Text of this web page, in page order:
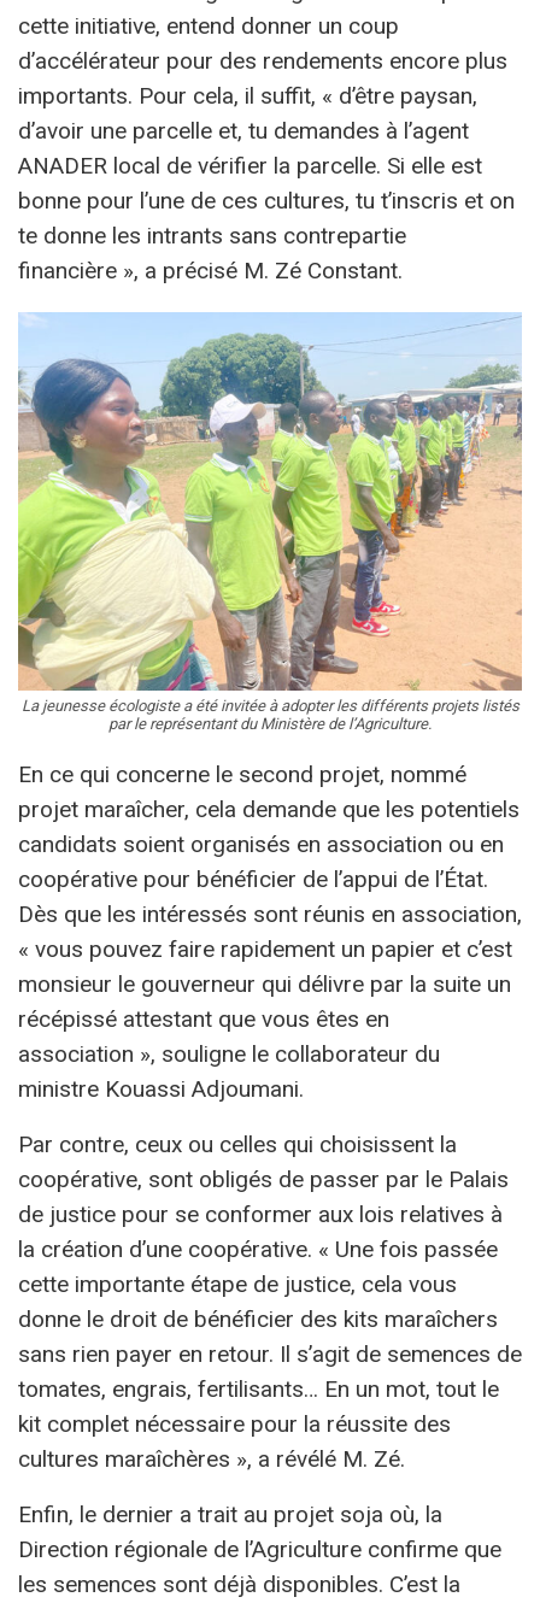
cette initiative, entend donner un coup
d’accélérateur pour des rendements encore plus
importants. Pour cela, il suffit, « d’être paysan,
d’avoir une parcelle et, tu demandes à l’agent
ANADER local de vérifier la parcelle. Si elle est
bonne pour l’une de ces cultures, tu t’inscris et on
te donne les intrants sans contrepartie
financière », a précisé M. Zé Constant.
La jeunesse écologiste a été invitée à adopter les différents projets listés
par le représentant du Ministère de l’Agriculture.
En ce qui concerne le second projet, nommé
projet maraîcher, cela demande que les potentiels
candidats soient organisés en association ou en
coopérative pour bénéficier de l’appui de l’État.
Dès que les intéressés sont réunis en association,
« vous pouvez faire rapidement un papier et c’est
monsieur le gouverneur qui délivre par la suite un
récépissé attestant que vous êtes en
association », souligne le collaborateur du
ministre Kouassi Adjoumani.
Par contre, ceux ou celles qui choisissent la
coopérative, sont obligés de passer par le Palais
de justice pour se conformer aux lois relatives à
la création d’une coopérative. « Une fois passée
cette importante étape de justice, cela vous
donne le droit de bénéficier des kits maraîchers
sans rien payer en retour. Il s’agit de semences de
tomates, engrais, fertilisants… En un mot, tout le
kit complet nécessaire pour la réussite des
cultures maraîchères », a révélé M. Zé.
Enfin, le dernier a trait au projet soja où, la
Direction régionale de l’Agriculture confirme que
les semences sont déjà disponibles. C’est la